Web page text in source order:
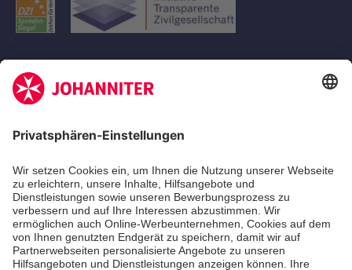
Erste-Hilfe-Kurse
Jobs
Ehrenamt
Freiwilligendienst